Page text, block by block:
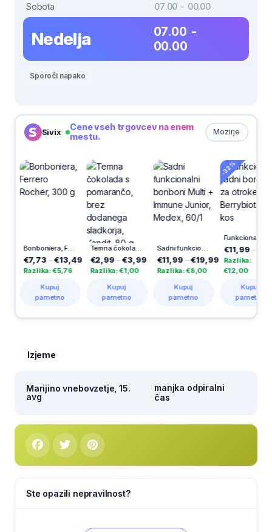
Sobota
07.00 - 00.00
Nedelja
07.00 -
00.00
Sporoči napako
Sivix Mozirje
Cene vseh trgovcev na enem
mestu.
Bonboniera, Ferrero Rocher, 300 g
€7,73 – €13,49
Razlika: €5,76
Kupuj
pametno
Temna čokolada s pomarančo, brez dodanega sladkorja, Kandit, 80 g
€2,99 –€3,99
Razlika: €1,00
Kupuj
pametno
Sadni funkcionalni bonboni Multi + Immune Junior, Medex, 60/1
€11,99 –€19,99
Razlika: €8,00
Kupuj
pametno
-32%
Funkcionalni sadni bonboni za otroke Berrybiotic, 60 kos
€11,99 –
Razlika:
€12,00
Kupuj
pametno
Izjeme
Marijino vnebovzetje, 15.
avg
manjka odpiralni
čas
Ste opazili nepravilnost?